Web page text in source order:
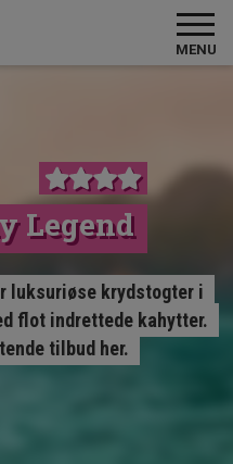
MENU
Legend
luksuriøse krydstogter i
flot indrettede kahytter.
tilbud her.